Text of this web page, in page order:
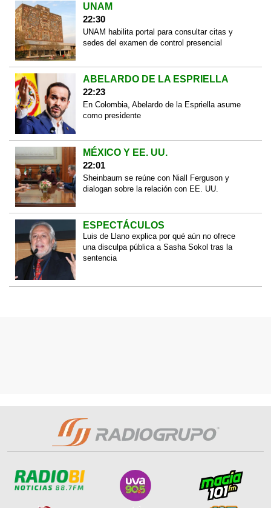
UNAM
22:30
UNAM habilita portal para consultar citas y
sedes del examen de control presencial
ABELARDO DE LA ESPRIELLA
22:23
En Colombia, Abelardo de la Espriella asume
como presidente
MÉXICO Y EE. UU.
22:01
Sheinbaum se reúne con Niall Ferguson y
dialogan sobre la relación con EE. UU.
ESPECTÁCULOS
Luis de Llano explica por qué aún no ofrece
una disculpa pública a Sasha Sokol tras la
sentencia